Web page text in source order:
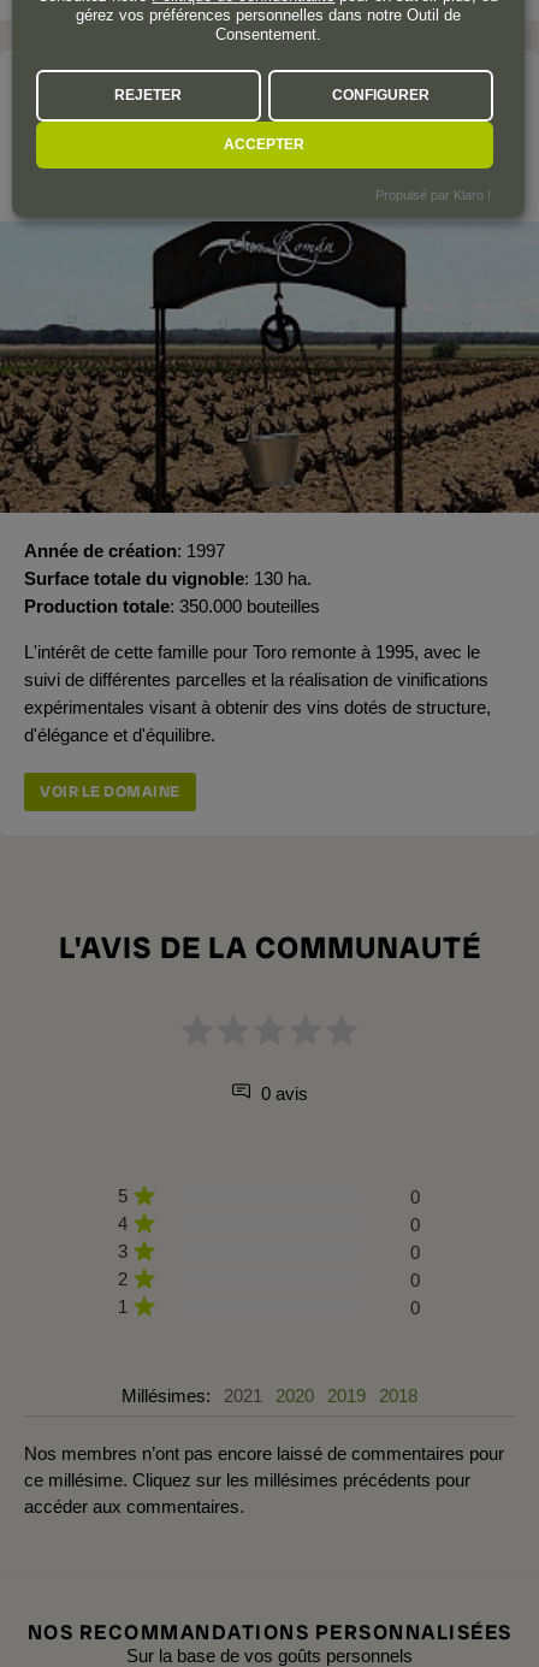
Le domaine
SAN ROMÁN VIÑEDOS Y BODEGAS
Année de création 1997
Surface totale du vignoble 130 ha.
Production totale 350.000 bouteilles
L'intérêt de cette famille pour Toro remonte à 1995, avec le
suivi de différentes parcelles et la réalisation de vinifications
expérimentales visant à obtenir des vins dotés de structure,
d'élégance et d'équilibre.
VOIR LE DOMAINE
L'AVIS DE LA COMMUNAUTÉ
0 avis
5
0
4
0
3
0
2
0
1
0
Millésimes: 2021 2020 2019 2018
Nos membres n’ont pas encore laissé de commentaires pour
ce millésime. Cliquez sur les millésimes précédents pour
accéder aux commentaires.
NOS RECOMMANDATIONS PERSONNALISÉES
Sur la base de vos goûts personnels
gérez vos préférences personnelles dans notre Outil de
Consentement.
REJETER CONFIGURER
ACCEPTER
Propulsé par Klaro !